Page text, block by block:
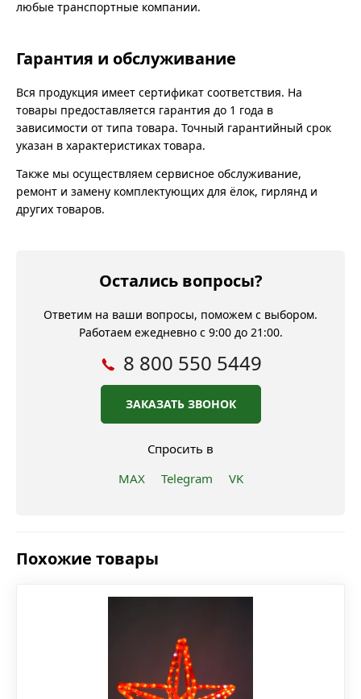
любые транспортные компании.
Гарантия и обслуживание
Вся продукция имеет сертификат соответствия. На
товары предоставляется гарантия до 1 года в
зависимости от типа товара. Точный гарантийный срок
указан в характеристиках товара.
Также мы осуществляем сервисное обслуживание,
ремонт и замену комплектующих для ёлок, гирлянд и
других товаров.
Остались вопросы?
Ответим на ваши вопросы, поможем с выбором.
Работаем ежедневно с 9:00 до 21:00.
8 800 550 5449
ЗАКАЗАТЬ ЗВОНОК
Спросить в
MAX
Telegram VK
Похожие товары